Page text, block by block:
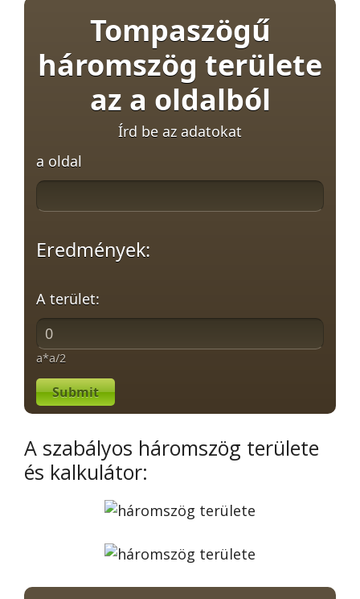
Tompaszögű
háromszög területe
az a oldalból
Írd be az adatokat
a oldal
Eredmények:
A terület:
a*a/2
Submit
A szabályos háromszög területe
és kalkulátor: